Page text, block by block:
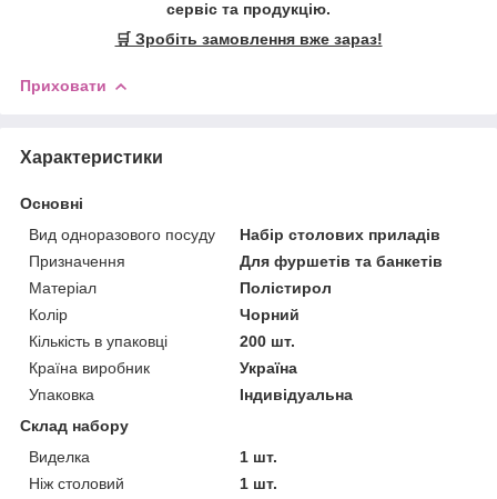
сервіс та продукцію.
🛒 Зробіть замовлення вже зараз!
Приховати
Характеристики
Основні
Вид одноразового посуду
Набір столових приладів
Призначення
Для фуршетів та банкетів
Матеріал
Полістирол
Колір
Чорний
Кількість в упаковці
200 шт.
Країна виробник
Україна
Упаковка
Індивідуальна
Склад набору
Виделка
1 шт.
Ніж столовий
1 шт.